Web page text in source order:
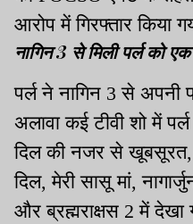
आरोप में गिरफ्तार किया
नागिन 3 से मिली पर्ल को
पर्ल ने नागिन 3 से अपनी
अलावा कई टीवी शो में
दिल की नजर से खूबसूरत,
दिल, मेरी सासू मां,
और ब्रह्मराक्षस 2 में देखा